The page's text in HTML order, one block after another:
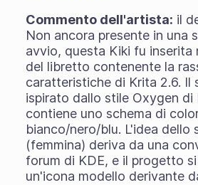
Commento dell'artista: il
Non ancora presente in una
avvio, questa Kiki fu inserita
del libretto contenente la
caratteristiche di Krita 2.6. Il
ispirato dallo stile Oxygen di
contiene uno schema di
bianco/nero/blu. L'idea dello
(femmina) deriva da una
forum di KDE, e il progetto
un'icona modello derivante